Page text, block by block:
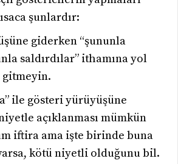
şunlardır:
giderken “şununla
saldırdılar” ithamına yol
gitmeyin.
ile gösteri yürüyüşüne
açıklanması mümkün
iftira ama işte birinde buna
kötü niyetli olduğunu bil.